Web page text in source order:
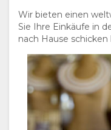
Wir bieten einen
Sie Ihre Einkäufe in
nach Hause schicken